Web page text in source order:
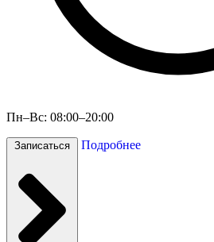
Пн–Вс: 08:00–20:00
Записаться Подробнее